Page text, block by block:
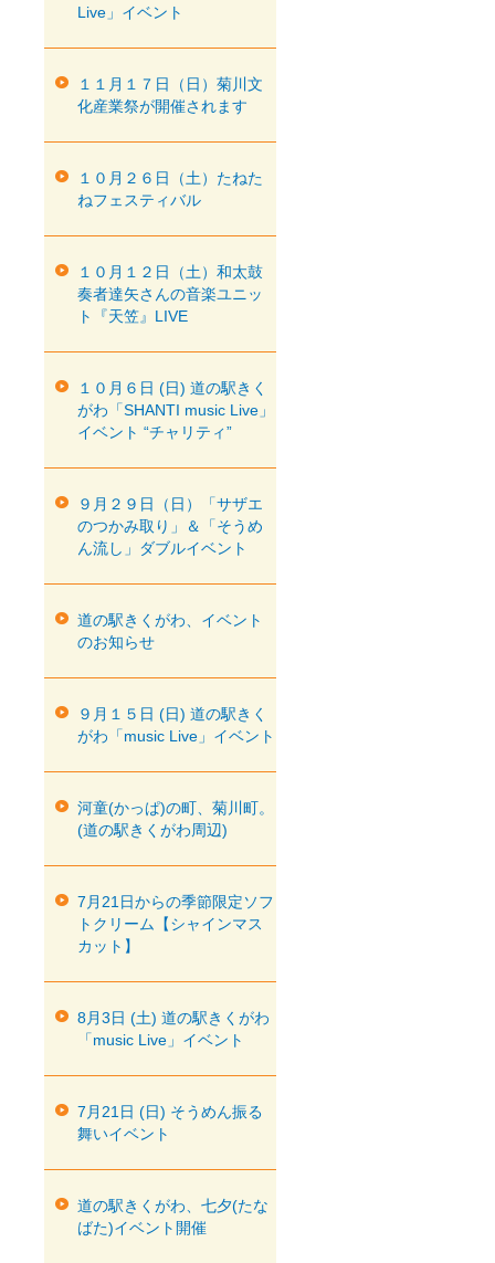
Live」イベント
１１月１７日（日）菊川文
化産業祭が開催されます
１０月２６日（土）たねた
ねフェスティバル
１０月１２日（土）和太鼓
奏者達矢さんの音楽ユニッ
ト『天笠』LIVE
１０月６日 (日) 道の駅きく
がわ「SHANTI music Live」
イベント “チャリティ”
９月２９日（日）「サザエ
のつかみ取り」＆「そうめ
ん流し」ダブルイベント
道の駅きくがわ、イベント
のお知らせ
９月１５日 (日) 道の駅きく
がわ「music Live」イベント
河童(かっぱ)の町、菊川町。
(道の駅きくがわ周辺)
7月21日からの季節限定ソフ
トクリーム【シャインマス
カット】
8月3日 (土) 道の駅きくがわ
「music Live」イベント
7月21日 (日) そうめん振る
舞いイベント
道の駅きくがわ、七夕(たな
ばた)イベント開催